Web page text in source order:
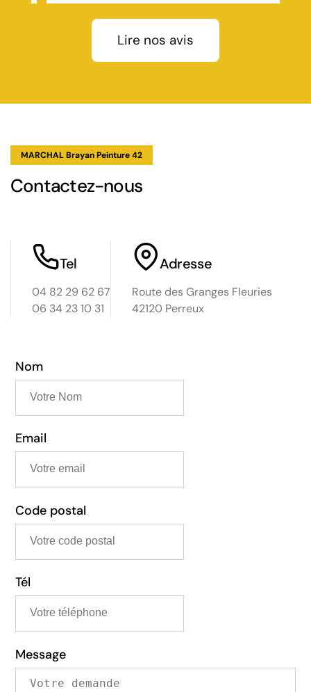
Lire nos avis
MARCHAL Brayan Peinture 42
Contactez-nous
Tel
04 82 29 62 67
06 34 23 10 31
Adresse
Route des Granges Fleuries
42120 Perreux
Nom
Email
Code postal
Tél
Message